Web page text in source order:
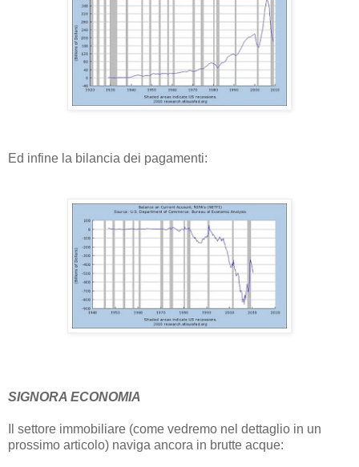
Ed infine la bilancia dei pagamenti:
SIGNORA ECONOMIA
Il settore immobiliare (come vedremo nel dettaglio in un
prossimo articolo) naviga ancora in brutte acque: